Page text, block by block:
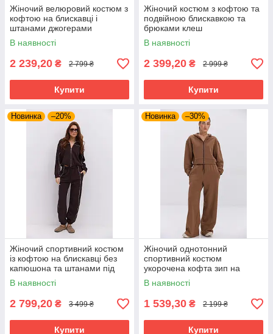
Жіночий велюровий костюм з
кофтою на блискавці і
штанами джогерами
В наявності
2 239,20 ₴ 2 799 ₴
Купити
Жіночий костюм з кофтою та
подвійною блискавкою та
брюками клеш
В наявності
2 399,20 ₴ 2 999 ₴
Купити
Новинка –20%
Жіночий спортивний костюм
із кофтою на блискавці без
капюшона та штанами під
гумку знизу
В наявності
2 799,20 ₴ 3 499 ₴
Купити
Новинка –30%
Жіночий однотонний
спортивний костюм
укорочена кофта зип на
блискавці та широкі штани
В наявності
1 539,30 ₴ 2 199 ₴
Купити